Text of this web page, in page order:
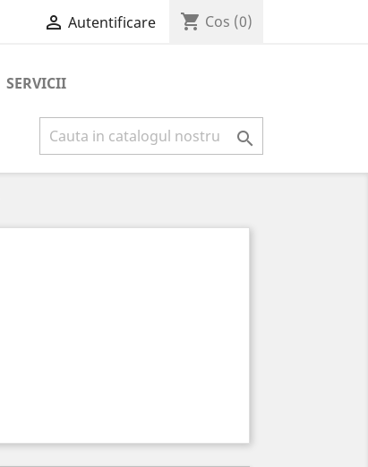
 Autentificare shopping_cart Cos (0)
SERVICII
